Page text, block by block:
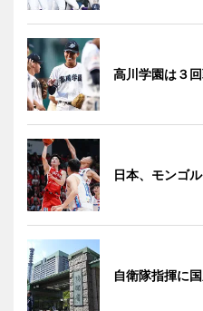
高川学園は３
日本、モンゴ
自衛隊指揮に